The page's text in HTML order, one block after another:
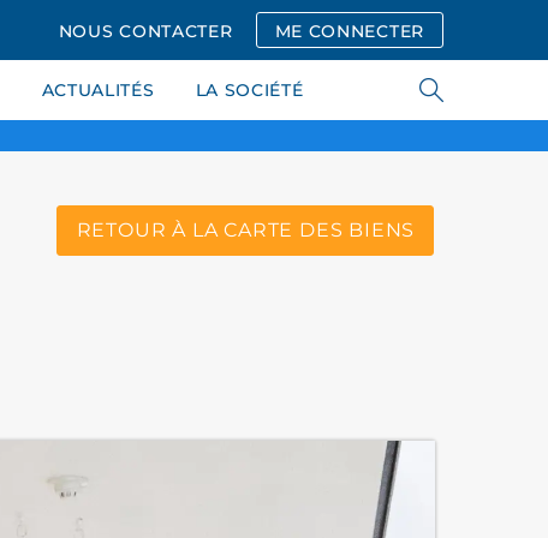
NOUS CONTACTER ME CONNECTER
ACTUALITÉS LA SOCIÉTÉ
RETOUR À LA CARTE DES BIENS